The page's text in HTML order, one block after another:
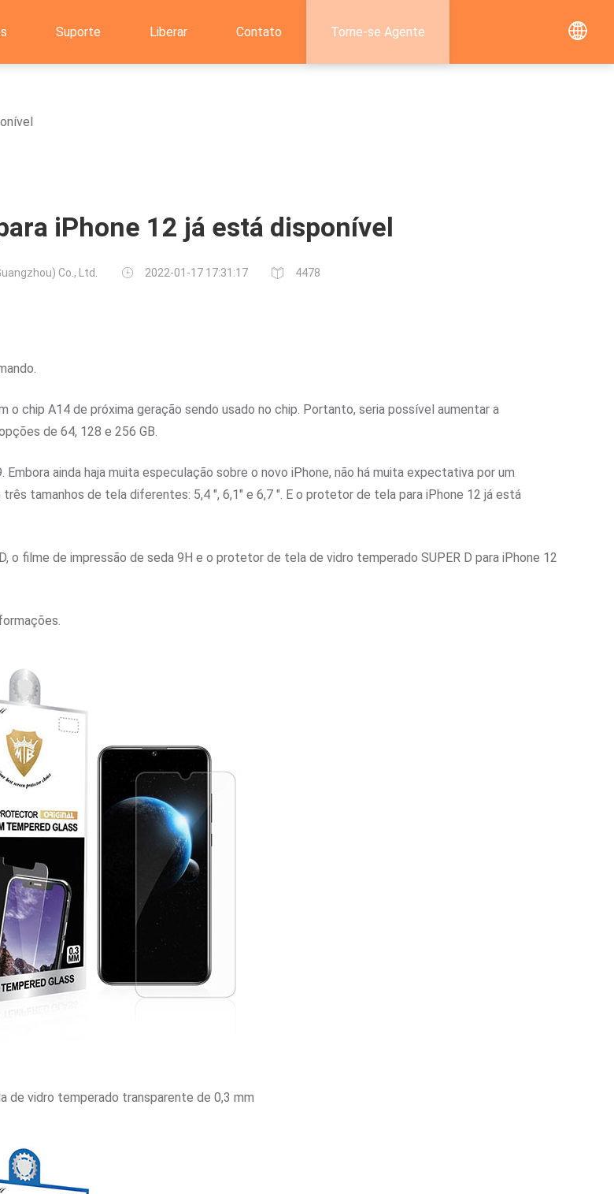
Suporte Liberar Contato Torne-se Agente
iPhone 12 já está disponível
Co., Ltd. 2022-01-17 17:31:17 4478
o chip A14 de próxima geração sendo usado no chip. Portanto, seria possível aumentar a
de 64, 128 e 256 GB.
ainda haja muita especulação sobre o novo iPhone, não há muita expectativa por um
tamanhos de tela diferentes: 5,4 ", 6,1" e 6,7 ". E o protetor de tela para iPhone 12 já está
filme de impressão de seda 9H e o protetor de tela de vidro temperado SUPER D para iPhone 12
de vidro temperado transparente de 0,3 mm